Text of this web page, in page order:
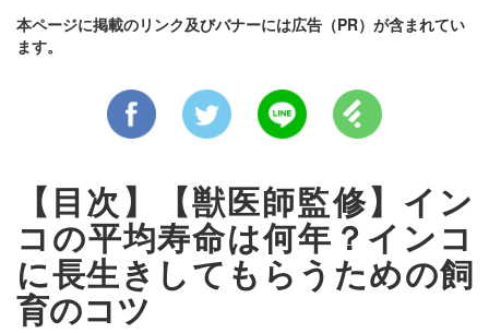
本ページに掲載のリンク及びバナーには広告（PR）が含まれてい
ます。
【目次】【獣医師監修】イン
コの平均寿命は何年？インコ
に長生きしてもらうための飼
育のコツ